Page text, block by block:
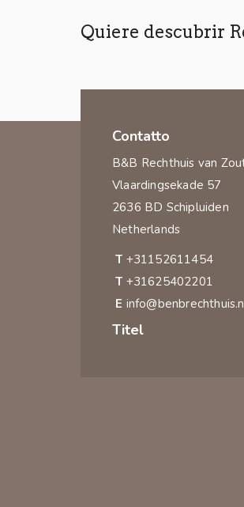
Quiere descubrir
Contatto
B&B Rechthuis van
Vlaardingsekade 57
2636 BD Schipluiden
Netherlands
T +31152611454
T +31625402201
E
Titel